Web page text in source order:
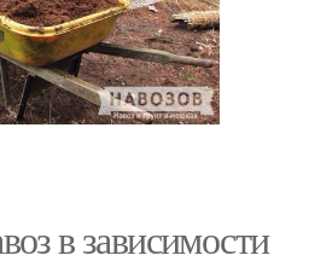
в зависимости